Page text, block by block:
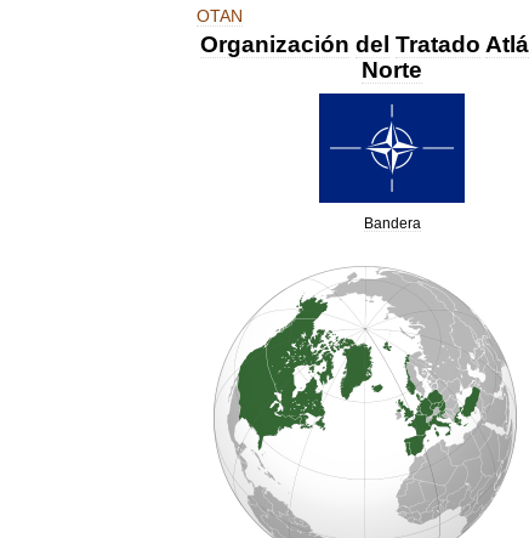
OTAN
Organización del Tratado
Norte
Bandera